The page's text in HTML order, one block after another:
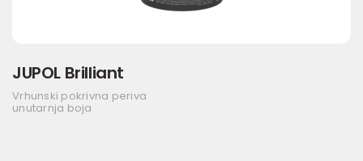
JUPOL Brilliant
Vrhunski pokrivna periva
unutarnja boja